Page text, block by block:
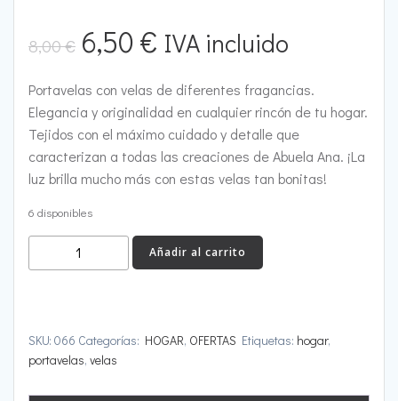
8,00€ El
precio
original
era:
8,00 €.
6,50€ El
precio
actual
es:
IVA incluido
Portavelas con velas de diferentes fragancias.
Elegancia y originalidad en cualquier rincón de tu hogar.
Tejidos con el máximo cuidado y detalle que
caracterizan a todas las creaciones de Abuela Ana. ¡La
luz brilla mucho más con estas velas tan bonitas!
6 disponibles
Portavelas
cantidad
Añadir al carrito
SKU: 066 Categorías: HOGAR, OFERTAS Etiquetas: hogar,
portavelas, velas